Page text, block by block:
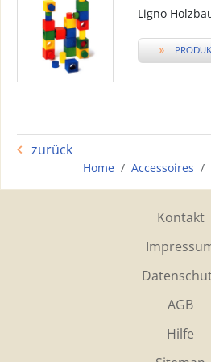
Ligno
»
zurück
Home Accessoires
Kontakt
AGB
Hilfe